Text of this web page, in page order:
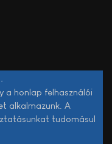
a honlap felhasználói
alkalmazunk. A
tudomásul